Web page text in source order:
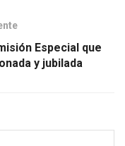
Especial que
y jubilada